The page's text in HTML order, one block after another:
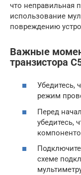
что неправильная
использование
повреждению
Важные
транзистора
Убедитесь,
режим
Перед
убедитесь,
схеме